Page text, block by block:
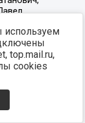
используем
top.mail.ru,
cookies